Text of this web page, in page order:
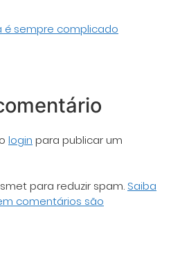
é sempre complicado
login para publicar um
para reduzir spam. Saiba
comentários são